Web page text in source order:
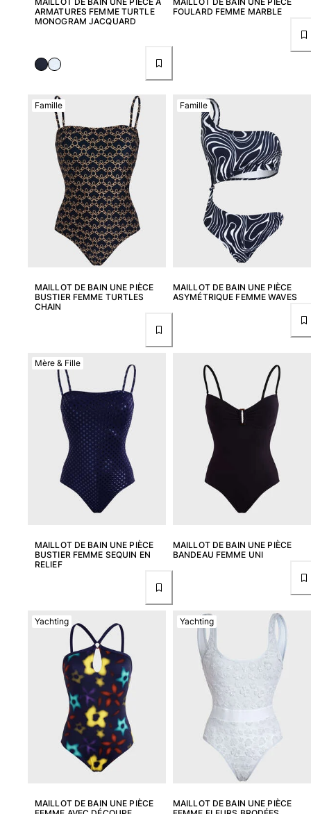
Pochettes
Tongs
Moccasins
Chaussures de plage
Tous les articles
Outdoor
Tous les articles
Chaussettes
Jeux de plage
Tous les articles
Bijoux et Montres
Tous les articles
collaborations
CADEAUX
LES PLAGES VILEBREQUIN
La Maison Vilebrequin
E-CARTE CADEAU
Portail des retours
Retours
Livraison
Questions fréquentes
Magasins
Nous contacter
Suivre ma commande
ARMATURES FEMME TURTLE
MONOGRAM JACQUARD
FOULARD FEMME MARBLE
MAILLOT DE BAIN UNE PIÈCE
BUSTIER FEMME TURTLES
CHAIN
Famille
MAILLOT DE BAIN UNE PIÈCE
ASYMÉTRIQUE FEMME WAVES
Famille
MAILLOT DE BAIN UNE PIÈCE
BUSTIER FEMME SEQUIN EN
RELIEF
Mère & Fille
MAILLOT DE BAIN UNE PIÈCE
BANDEAU FEMME UNI
MAILLOT DE BAIN UNE PIÈCE
Yachting
MAILLOT DE BAIN UNE PIÈCE
Yachting